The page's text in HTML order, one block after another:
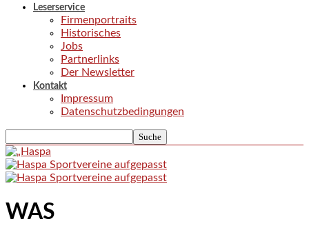
Leserservice
Firmenportraits
Historisches
Jobs
Partnerlinks
Der Newsletter
Kontakt
Impressum
Datenschutzbedingungen
WAS